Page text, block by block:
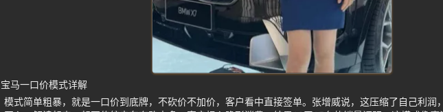
宝马一口价模式详解
模式简单粗暴，就是一口价到底牌，不砍价不加价，客户看中直接签单。张增威说，这压缩了自己利润